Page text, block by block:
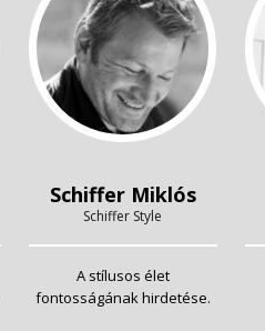
Schiffer Miklós
Schiffer Style
A stílusos élet
fontosságának hirdetése.